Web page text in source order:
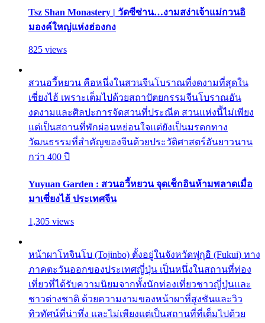
Tsz Shan Monastery | วัดซีซ่าน…งามสง่าเจ้าแม่กวนอิ
มองค์ใหญ่แห่งฮ่องกง
825 views
สวนอวี้หยวน คือหนึ่งในสวนจีนโบราณที่งดงามที่สุดใน
เซี่ยงไฮ้ เพราะเต็มไปด้วยสถาปัตยกรรมจีนโบราณอัน
งดงามและศิลปะการจัดสวนที่ประณีต สวนแห่งนี้ไม่เพียง
แต่เป็นสถานที่พักผ่อนหย่อนใจแต่ยังเป็นมรดกทาง
วัฒนธรรมที่สำคัญของจีนด้วยประวัติศาสตร์อันยาวนาน
กว่า 400 ปี
Yuyuan Garden : สวนอวี้หยวน จุดเช็กอินห้ามพลาดเมื่อ
มาเซี่ยงไฮ้ ประเทศจีน
1,305 views
หน้าผาโทจินโบ (Tojinbo) ตั้งอยู่ในจังหวัดฟุกุอิ (Fukui) ทาง
ภาคตะวันออกของประเทศญี่ปุ่น เป็นหนึ่งในสถานที่ท่อง
เที่ยวที่ได้รับความนิยมจากทั้งนักท่องเที่ยวชาวญี่ปุ่นและ
ชาวต่างชาติ ด้วยความงามของหน้าผาที่สูงชันและวิว
ทิวทัศน์ที่น่าทึ่ง และไม่เพียงแต่เป็นสถานที่ที่เต็มไปด้วย